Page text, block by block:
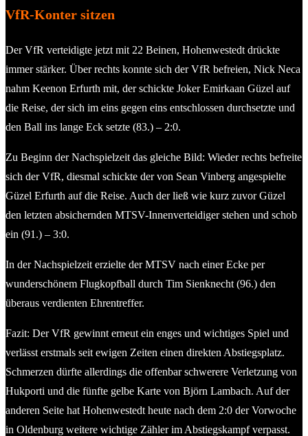
VfR-Konter sitzen
Der VfR verteidigte jetzt mit 22 Beinen, Hohenwestedt drückte
immer stärker. Über rechts konnte sich der VfR befreien, Nick Neca
nahm Keenon Erfurth mit, der schickte Joker Emirkaan Güzel auf
die Reise, der sich im eins gegen eins entschlossen durchsetzte und
den Ball ins lange Eck setzte (83.) – 2:0.
Zu Beginn der Nachspielzeit das gleiche Bild: Wieder rechts befreite
sich der VfR, diesmal schickte der von Sean Vinberg angespielte
Güzel Erfurth auf die Reise. Auch der ließ wie kurz zuvor Güzel
den letzten absichernden MTSV-Innenverteidiger stehen und schob
ein (91.) – 3:0.
In der Nachspielzeit erzielte der MTSV nach einer Ecke per
wunderschönem Flugkopfball durch Tim Sienknecht (96.) den
überaus verdienten Ehrentreffer.
Fazit: Der VfR gewinnt erneut ein enges und wichtiges Spiel und
verlässt erstmals seit ewigen Zeiten einen direkten Abstiegsplatz.
Schmerzen dürfte allerdings die offenbar schwerere Verletzung von
Hukporti und die fünfte gelbe Karte von Björn Lambach. Auf der
anderen Seite hat Hohenwestedt heute nach dem 2:0 der Vorwoche
in Oldenburg weitere wichtige Zähler im Abstiegskampf verpasst.